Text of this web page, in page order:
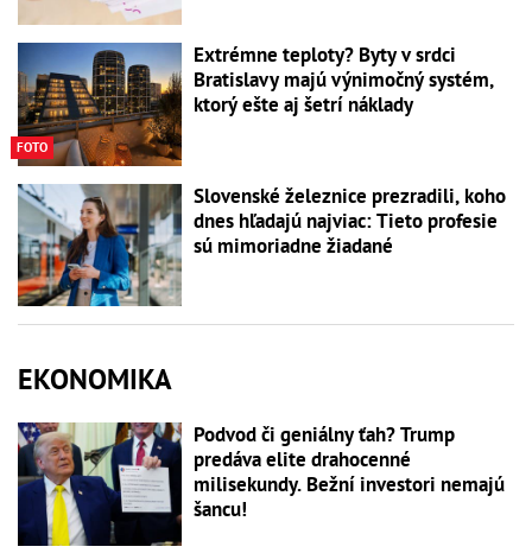
FOTO
Extrémne teploty? Byty v srdci
Bratislavy majú výnimočný systém,
ktorý ešte aj šetrí náklady
Slovenské železnice prezradili, koho
dnes hľadajú najviac: Tieto profesie
sú mimoriadne žiadané
EKONOMIKA
Podvod či geniálny ťah? Trump
predáva elite drahocenné
milisekundy. Bežní investori nemajú
šancu!